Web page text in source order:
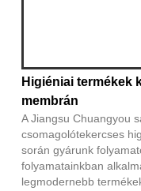
Higiéniai termékek
membrán
A Jiangsu Chuangyou
csomagolótekercses
során gyárunk
folyamatainkban
legmodernebb